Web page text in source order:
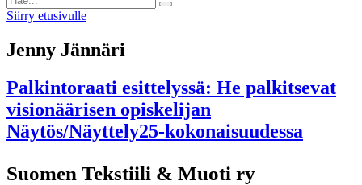
Siirry etusivulle
Jenny Jännäri
Palkintoraati esittelyssä: He palkitsevat
visionäärisen opiskelijan
Näytös/Näyttely25-kokonaisuudessa
Suomen Tekstiili & Muoti ry